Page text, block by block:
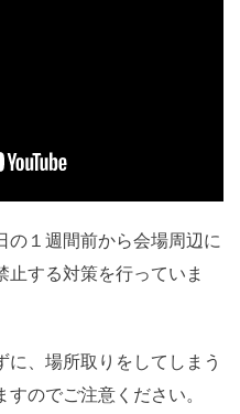
の１週間前から会場周辺に
す­る対策を行っていま
、場所取りをしてしまう
のでご注意ください。